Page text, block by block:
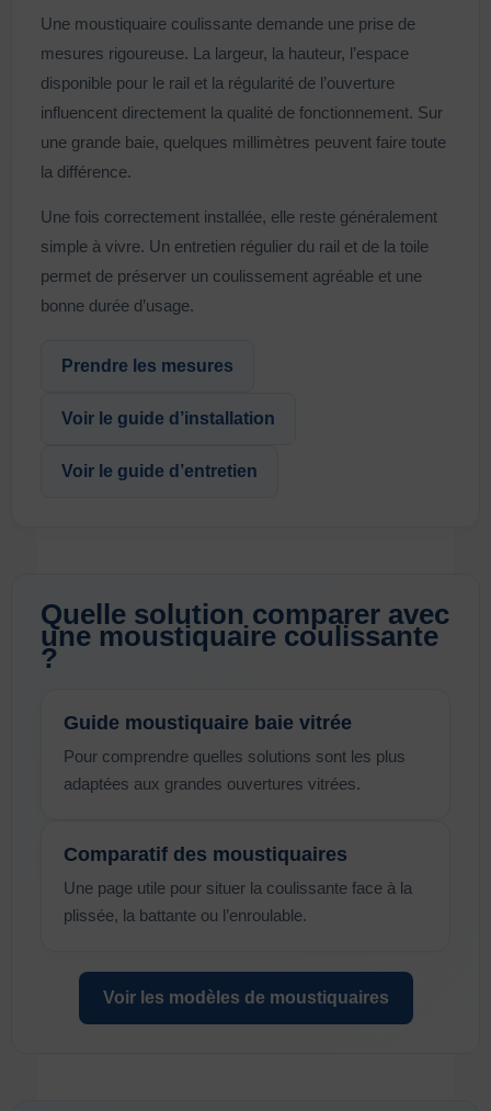
Une moustiquaire coulissante demande une prise de
mesures rigoureuse. La largeur, la hauteur, l’espace
disponible pour le rail et la régularité de l’ouverture
influencent directement la qualité de fonctionnement. Sur
une grande baie, quelques millimètres peuvent faire toute
la différence.
Une fois correctement installée, elle reste généralement
simple à vivre. Un entretien régulier du rail et de la toile
permet de préserver un coulissement agréable et une
bonne durée d’usage.
Prendre les mesures
Voir le guide d’installation
Voir le guide d’entretien
Quelle solution comparer avec
une moustiquaire coulissante
?
Guide moustiquaire baie vitrée
Pour comprendre quelles solutions sont les plus
adaptées aux grandes ouvertures vitrées.
Comparatif des moustiquaires
Une page utile pour situer la coulissante face à la
plissée, la battante ou l’enroulable.
Voir les modèles de moustiquaires